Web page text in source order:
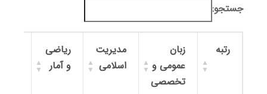
جستجو:
رتبه
زبان
عمومی و
تخصصی
مدیریت
اسلامی
ریاضی
و آمار